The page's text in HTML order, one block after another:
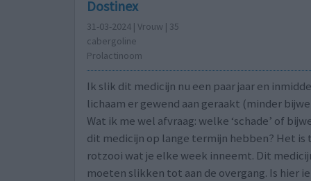
Dostinex
31-03-2024 | Vrouw | 35
cabergoline
Prolactinoom
Ik slik dit medicijn nu een paar jaar en
lichaam er gewend aan geraakt (minder
Wat ik me wel afvraag: welke ‘schade’ of
dit medicijn op lange termijn hebben? Het is
rotzooi wat je elke week inneemt. Dit
moeten slikken tot aan de overgang. Is hier